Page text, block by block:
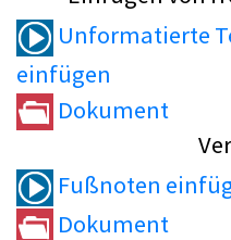
Unformatierte
einfügen
Dokument
Fußnoten
Dokument